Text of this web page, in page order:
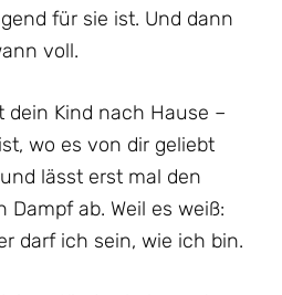
für sie ist. Und dann
voll.
dein Kind nach Hause –
wo es von dir geliebt
lässt erst mal den
ab. Weil es weiß:
darf ich sein, wie ich bin.